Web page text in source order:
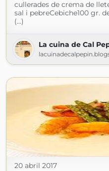
cullerades de crema de
sal i pebreCebiche100 gr.
(...)
La cuina de Cal
20 abril 2017